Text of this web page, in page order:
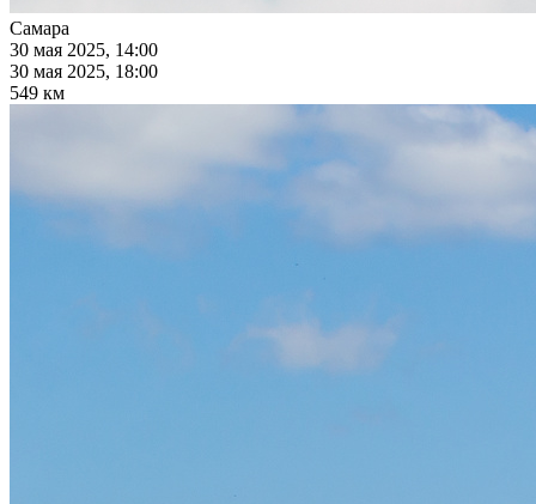
Самара
30 мая 2025, 14:00
30 мая 2025, 18:00
549 км